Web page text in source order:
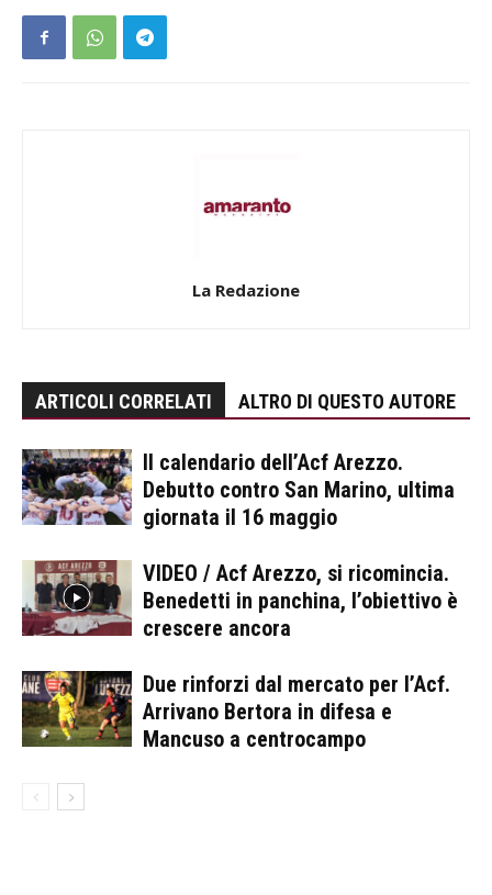
La Redazione
ARTICOLI CORRELATI ALTRO DI QUESTO AUTORE
Il calendario dell’Acf Arezzo.
Debutto contro San Marino, ultima
giornata il 16 maggio
VIDEO / Acf Arezzo, si ricomincia.
Benedetti in panchina, l’obiettivo è
crescere ancora
Due rinforzi dal mercato per l’Acf.
Arrivano Bertora in difesa e
Mancuso a centrocampo